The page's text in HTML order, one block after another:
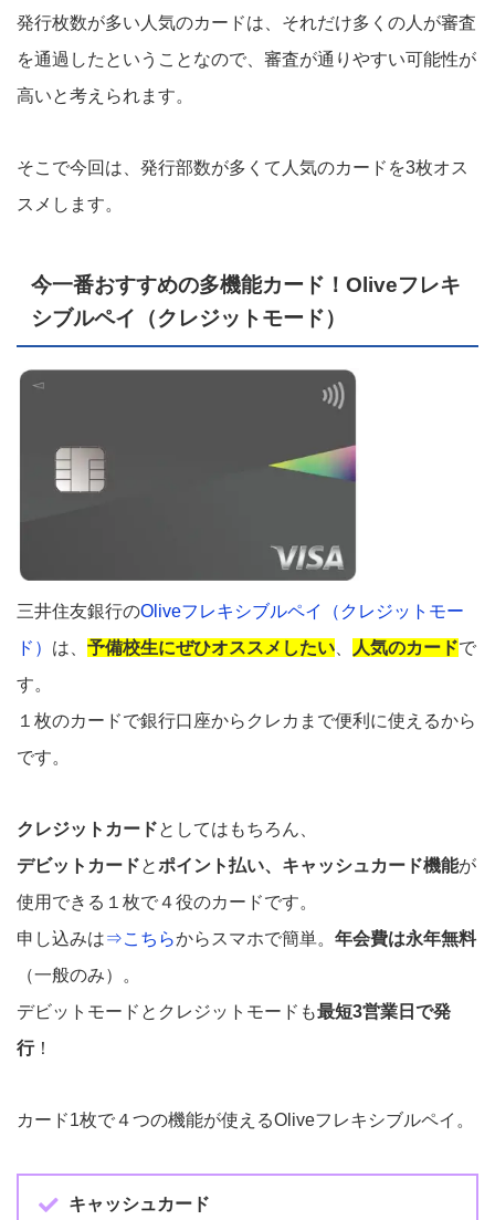
発行枚数が多い人気のカードは、それだけ多くの人が審査
を通過したということなので、審査が通りやすい可能性が
高いと考えられます。
そこで今回は、発行部数が多くて人気のカードを3枚オス
スメします。
今一番おすすめの多機能カード！Oliveフレキ
シブルペイ（クレジットモード）
三井住友銀行のOliveフレキシブルペイ（クレジットモー
ド） は、 予備校生にぜひオススメしたい 人気のカードで
す。
１枚のカードで銀行口座からクレカまで便利に使えるから
です。
クレジットカードとしてはもちろん、
デビットカードとポイント払い、キャッシュカード機能が
使用できる１枚で４役のカードです。
申し込みは⇒こちらからスマホで簡単。 年会費は永年無料
（一般のみ）。
デビットモードとクレジットモードも最短3営業日で発
行！
カード1枚で４つの機能が使えるOliveフレキシブルペイ。
キャッシュカード